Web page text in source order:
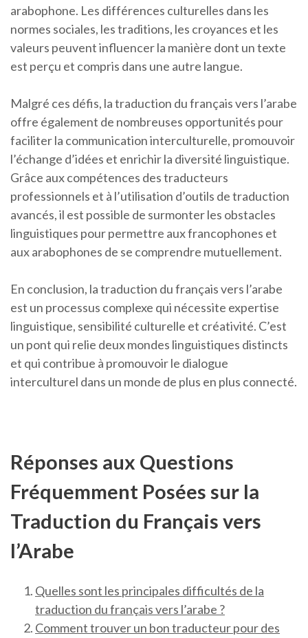
arabophone. Les différences culturelles dans les
normes sociales, les traditions, les croyances et les
valeurs peuvent influencer la manière dont un texte
est perçu et compris dans une autre langue.
Malgré ces défis, la traduction du français vers l’arabe
offre également de nombreuses opportunités pour
faciliter la communication interculturelle, promouvoir
l’échange d’idées et enrichir la diversité linguistique.
Grâce aux compétences des traducteurs
professionnels et à l’utilisation d’outils de traduction
avancés, il est possible de surmonter les obstacles
linguistiques pour permettre aux francophones et
aux arabophones de se comprendre mutuellement.
En conclusion, la traduction du français vers l’arabe
est un processus complexe qui nécessite expertise
linguistique, sensibilité culturelle et créativité. C’est
un pont qui relie deux mondes linguistiques distincts
et qui contribue à promouvoir le dialogue
interculturel dans un monde de plus en plus connecté.
Réponses aux Questions
Fréquemment Posées sur la
Traduction du Français vers
l’Arabe
Quelles sont les principales difficultés de la
traduction du français vers l’arabe ?
Comment trouver un bon traducteur pour des